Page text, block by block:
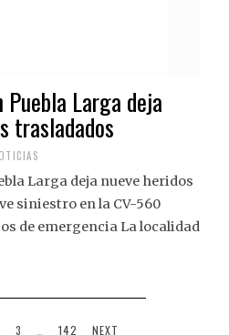
Larga deja
trasladados
Larga deja nueve heridos
siniestro en la CV-560
de emergencia La localidad
3 … 142 NEXT